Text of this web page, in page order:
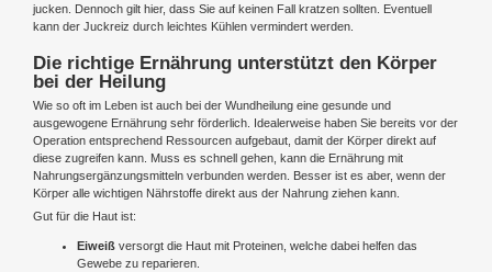
jucken. Dennoch gilt hier, dass Sie auf keinen Fall kratzen sollten. Eventuell
kann der Juckreiz durch leichtes Kühlen vermindert werden.
Die richtige Ernährung unterstützt den Körper
bei der Heilung
Wie so oft im Leben ist auch bei der Wundheilung eine gesunde und
ausgewogene Ernährung sehr förderlich. Idealerweise haben Sie bereits vor der
Operation entsprechend Ressourcen aufgebaut, damit der Körper direkt auf
diese zugreifen kann. Muss es schnell gehen, kann die Ernährung mit
Nahrungsergänzungsmitteln verbunden werden. Besser ist es aber, wenn der
Körper alle wichtigen Nährstoffe direkt aus der Nahrung ziehen kann.
Gut für die Haut ist:
Eiweiß versorgt die Haut mit Proteinen, welche dabei helfen das
Gewebe zu reparieren.